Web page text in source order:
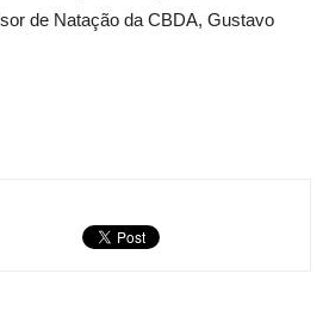
de Natação da CBDA, Gustavo